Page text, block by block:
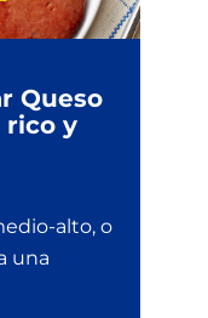
Queso
rico y
alto, o
una